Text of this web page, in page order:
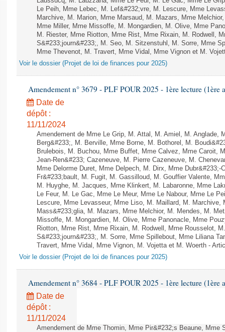
Le Peih, Mme Lebec, M. Lef&#232;vre, M. Lescure, Mme
Marchive, M. Marion, Mme Marsaud, M. Mazars, Mme
Mme Miller, Mme Missoffe, M. Mongardien, M. Olive, Mme
M. Riester, Mme Riotton, Mme Rist, Mme Rixain, M. Rodwell,
S&#233;journ&#233;, M. Seo, M. Sitzenstuhl, M. Sorre, Mme
Mme Thevenot, M. Travert, Mme Vidal, Mme Vignon et M.
Voir le dossier (Projet de loi de finances pour 2025)
Amendement n° 3679 - PLF POUR 2025 - 1ère lecture (1ère
Date de
dépôt :
11/11/2024
Amendement de Mme Le Grip, M. Attal, M. Amiel, M. Anglade,
Berg&#233;, M. Berville, Mme Borne, M. Bothorel, M.
Brulebois, M. Buchou, Mme Buffet, Mme Calvez, Mme Caroit,
Jean-Ren&#233; Cazeneuve, M. Pierre Cazeneuve, M.
Mme Delorme Duret, Mme Delpech, M. Dirx, Mme
Fr&#233;bault, M. Fugit, M. Gassilloud, M. Gouffier Valente,
M. Huyghe, M. Jacques, Mme Klinkert, M. Labaronne, Mme
Le Feur, M. Le Gac, Mme Le Meur, Mme Le Nabour, Mme Le
Lescure, Mme Levasseur, Mme Liso, M. Maillard, M. Marchive,
Mass&#233;glia, M. Mazars, Mme Melchior, M. Mendes, M.
Missoffe, M. Mongardien, M. Olive, Mme Panonacle, Mme
Riotton, Mme Rist, Mme Rixain, M. Rodwell, Mme Rousselot,
S&#233;journ&#233;, M. Sorre, Mme Spillebout, Mme Liliana
Travert, Mme Vidal, Mme Vignon, M. Vojetta et M. Woerth -
Voir le dossier (Projet de loi de finances pour 2025)
Amendement n° 3684 - PLF POUR 2025 - 1ère lecture (1ère
Date de
dépôt :
11/11/2024
Amendement de Mme Thomin, Mme Pir&#232;s Beaune, Mme